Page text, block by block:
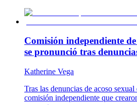
Comisión independiente
se pronunció tras
Katherine Vega
Tras las denuncias de acoso
comisión independiente que